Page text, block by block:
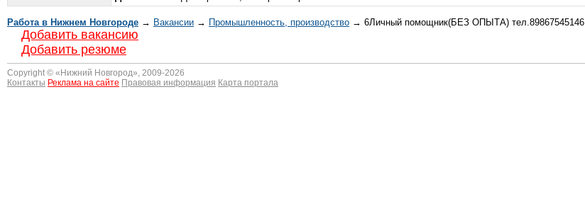
Работа в Нижнем Новгороде → Вакансии → Промышленность, производство → 6Личный помощник(БЕЗ ОПЫТА) тел.89867545146
Добавить вакансию
Добавить резюме
Copyright © « Нижний Новгород», 2009-2026
Контакты Реклама на сайте Правовая информация Карта портала